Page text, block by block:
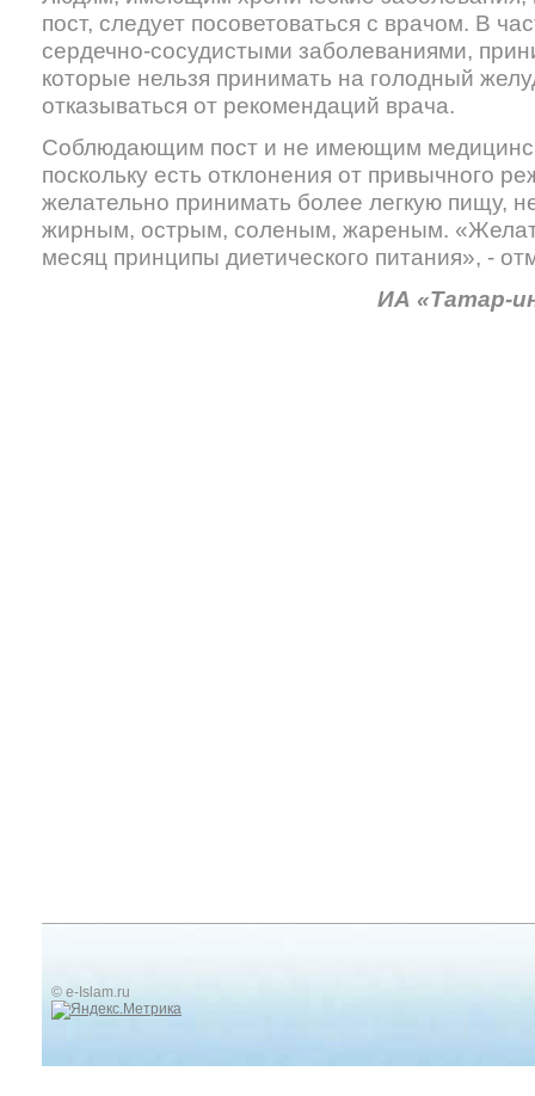
пост, следует посоветоваться с врачом. В
сердечно-сосудистыми заболеваниями,
которые нельзя принимать на голодный
отказываться от рекомендаций врача.
Соблюдающим пост и не имеющим
поскольку есть отклонения от привычного
желательно принимать более легкую пищу,
жирным, острым, соленым, жареным.
месяц принципы диетического питания», -
ИА «Татар-
© e-Islam.ru